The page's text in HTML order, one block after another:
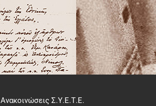
Ανακοινώσεις Σ.Υ.Ε.Τ.Ε.